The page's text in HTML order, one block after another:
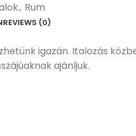
, Rum
REVIEWS (0)
igazán. Italozás
ajánljuk.